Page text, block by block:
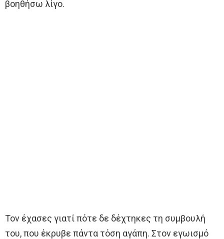
βοηθήσω λίγο.
Τον έχασες γιατί πότε δε δέχτηκες τη συμβουλή
του, που έκρυβε πάντα τόση αγάπη. Στον εγωισμό